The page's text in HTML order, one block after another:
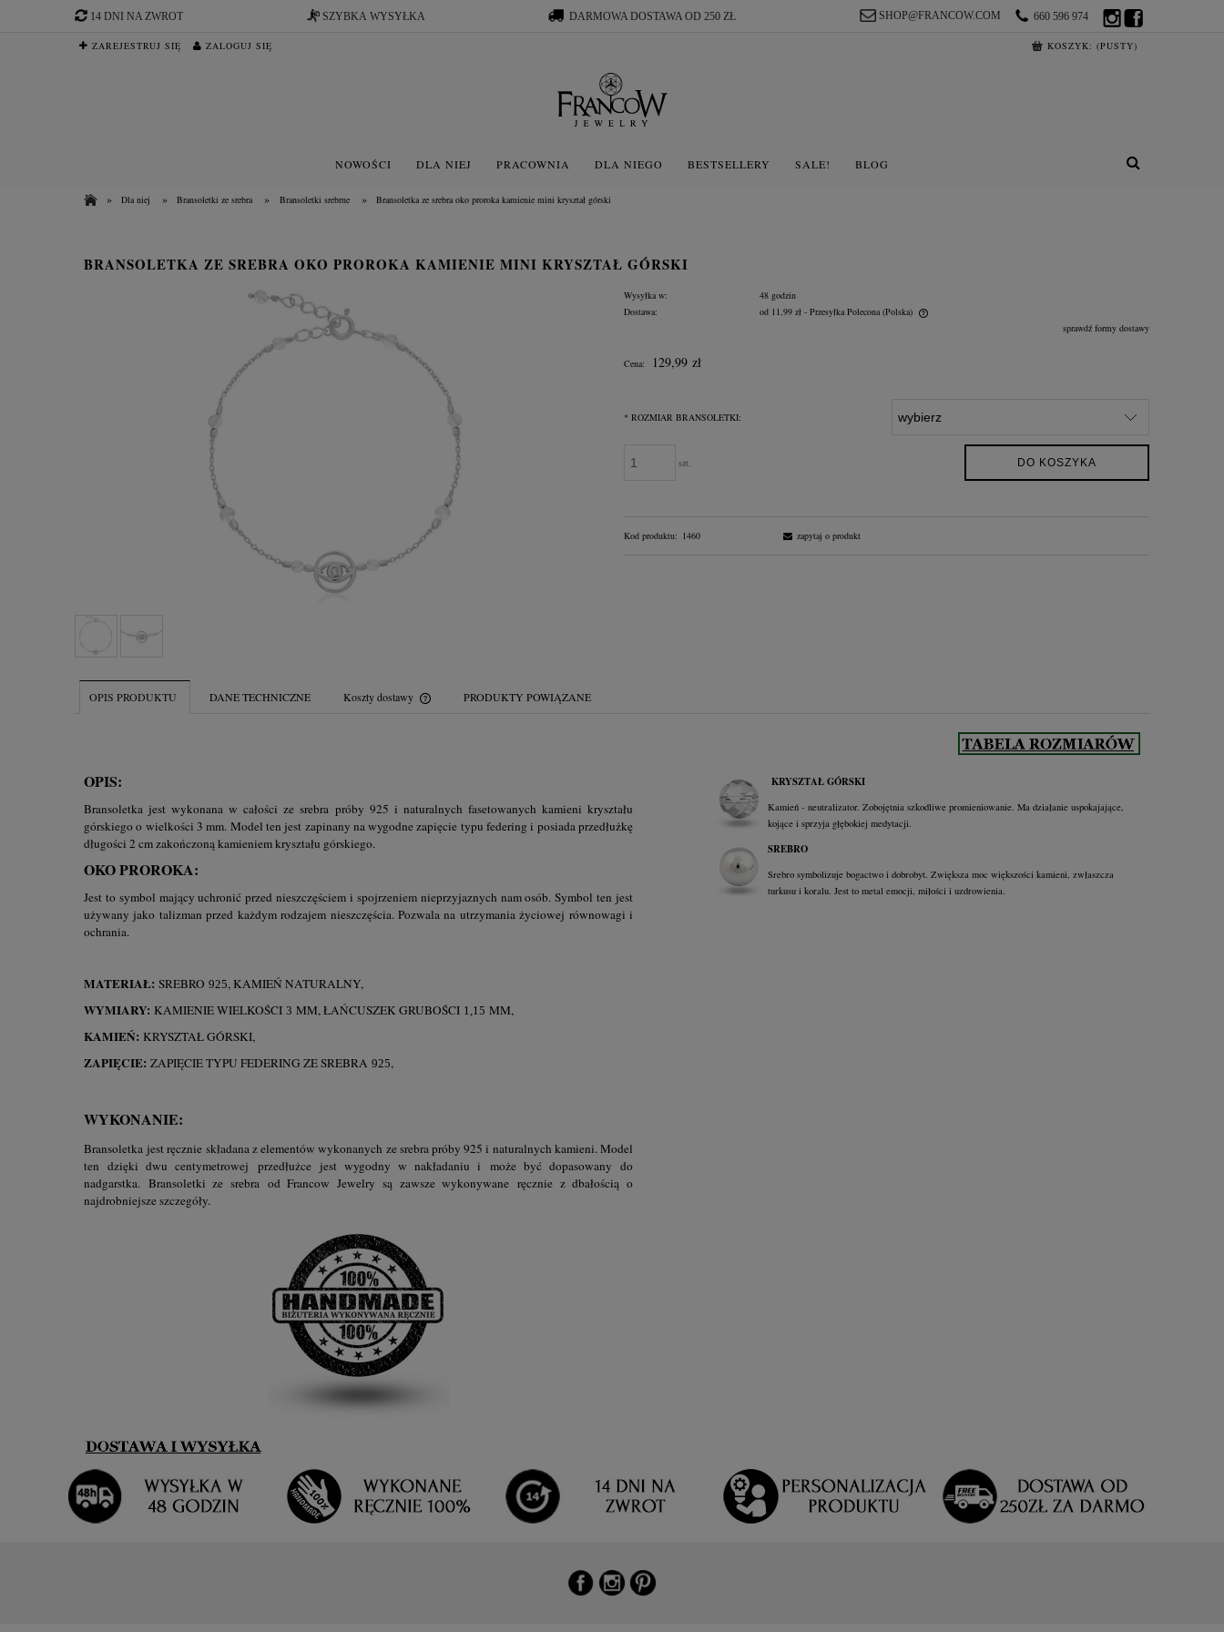
14 DNI NA ZWROT SZYBKA WYSYŁKA DARMOWA DOSTAWA OD 250 ZŁ 660 596 974
SHOP@FRANCOW.COM
ZAREJESTRUJ SIĘ ZALOGUJ SIĘ KOSZYK: (PUSTY)
NOWOŚCI DLA NIEJ PRACOWNIA DLA NIEGO BESTSELLERY SALE! BLOG
» Dla niej » Bransoletki ze srebra » Bransoletki srebrne » Bransoletka ze srebra oko proroka kamienie mini kryształ górski
BRANSOLETKA ZE SREBRA OKO PROROKA KAMIENIE MINI KRYSZTAŁ GÓRSKI
Wysyłka w:
48 godzin
Dostawa:
od 11,99 zł - Przesyłka Polecona (Polska)
płatności
sprawdź formy dostawy
Cena: 129,99 zł
* ROZMIAR BRANSOLETKI:
szt. DO KOSZYKA
Kod produktu: 1460 zapytaj o produkt
OPIS PRODUKTU DANE TECHNICZNE Koszty dostawy PRODUKTY POWIĄZANE
OPIS:
Bransoletka jest wykonana w całości ze srebra próby 925 i naturalnych fasetowanych kamieni kryształu
górskiego o wielkości 3 mm. Model ten jest zapinany na wygodne zapięcie typu federing i posiada przedłużkę
długości 2 cm zakończoną kamieniem kryształu górskiego.
OKO PROROKA:
Jest to symbol mający uchronić przed nieszczęściem i spojrzeniem nieprzyjaznych nam osób. Symbol ten jest
używany jako talizman przed każdym rodzajem nieszczęścia. Pozwala na utrzymania życiowej równowagi i
ochrania.
MATERIAŁ: SREBRO 925, KAMIEŃ NATURALNY,
WYMIARY: KAMIENIE WIELKOŚCI 3 MM, ŁAŃCUSZEK GRUBOŚCI 1,15 MM,
KAMIEŃ: KRYSZTAŁ GÓRSKI,
ZAPIĘCIE: ZAPIĘCIE TYPU FEDERING ZE SREBRA 925,
WYKONANIE:
Bransoletka jest ręcznie składana z elementów wykonanych ze srebra próby 925 i naturalnych kamieni. Model
ten dzięki dwu centymetrowej przedłużce jest wygodny w nakładaniu i może być dopasowany do
nadgarstka. Bransoletki ze srebra od Francow Jewelry są zawsze wykonywane ręcznie z dbałością o
najdrobniejsze szczegóły.
KRYSZTAŁ GÓRSKI
Kamień - neutralizator. Zobojętnia szkodliwe promieniowanie. Ma działanie uspokajające,
kojące i sprzyja głębokiej medytacji.
SREBRO
Srebro symbolizuje bogactwo i dobrobyt. Zwiększa moc większości kamieni, zwłaszcza
turkusu i koralu. Jest to metal emocji, miłości i uzdrowienia.